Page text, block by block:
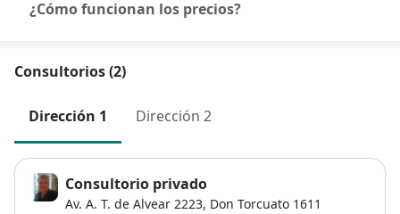
¿Cómo funcionan los precios?
Consultorios (2)
Dirección 1 Dirección 2
Consultorio privado
Av. A. T. de Alvear 2223, Don Torcuato 1611